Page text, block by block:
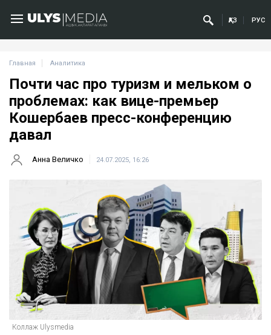
ҚАЗ РУС
Главная Аналитика
Почти час про туризм и мельком о
проблемах: как вице-премьер
Кошербаев пресс-конференцию
давал
Анна Величко 24.07.2025, 16:26
Коллаж Ulysmedia